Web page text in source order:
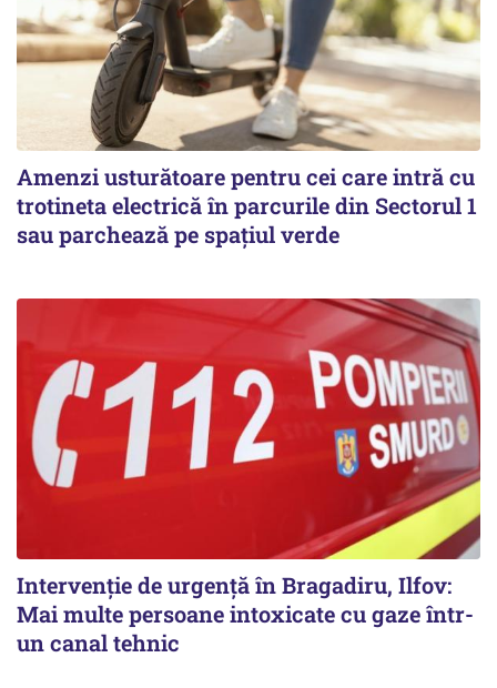
Amenzi usturătoare pentru cei care intră cu
trotineta electrică în parcurile din Sectorul 1
sau parchează pe spațiul verde
Intervenție de urgență în Bragadiru, Ilfov:
Mai multe persoane intoxicate cu gaze într-
un canal tehnic